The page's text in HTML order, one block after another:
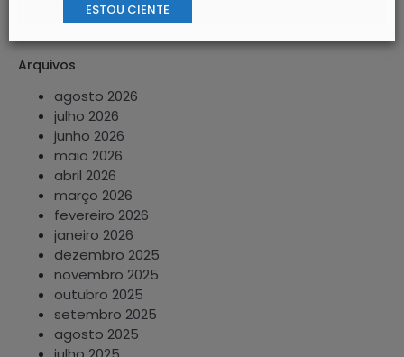
Arquivos
agosto 2026
julho 2026
junho 2026
maio 2026
abril 2026
março 2026
fevereiro 2026
janeiro 2026
dezembro 2025
novembro 2025
outubro 2025
setembro 2025
agosto 2025
ESTOU CIENTE